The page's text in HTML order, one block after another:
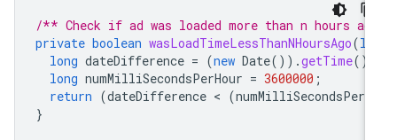
/** Check if ad was loaded more than n hours
private boolean wasLoadTimeLessThanNHoursAgo
long dateDifference = ( new Date ()).getTime
long numMilliSecondsPerHour = 3600000
return (dateDifference < (